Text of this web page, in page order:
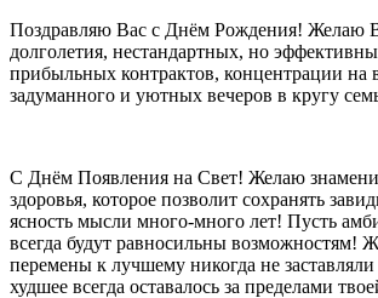
Поздравляю Вас с Днём Рождения! Желаю
долголетия, нестандартных, но
прибыльных контрактов, концентрации на
задуманного и уютных вечеров в кругу
С Днём Появления на Свет! Желаю
здоровья, которое позволит сохранять
ясность мысли много-много лет! Пусть
всегда будут равносильны возможностям!
перемены к лучшему никогда не заставляли
худшее всегда оставалось за пределами